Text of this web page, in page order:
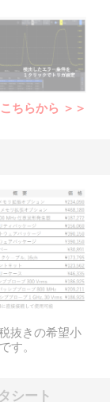
ちらから ＞＞
抜きの希望小
す。
シート